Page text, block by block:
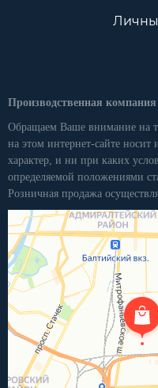
Производственная
Обращаем Ваше внимание на
на этом интернет-сайте
характер, и ни при каких
определяемой положениями
Розничная продажа